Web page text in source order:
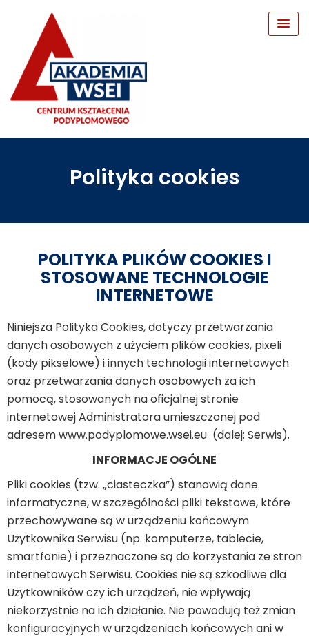
Polityka cookies
POLITYKA PLIKÓW COOKIES I
STOSOWANE TECHNOLOGIE
INTERNETOWE
Niniejsza Polityka Cookies, dotyczy przetwarzania
danych osobowych z użyciem plików cookies, pixeli
(kody pikselowe) i innych technologii internetowych
oraz przetwarzania danych osobowych za ich
pomocą, stosowanych na oficjalnej stronie
internetowej Administratora umieszczonej pod
adresem www.podyplomowe.wsei.eu (dalej: Serwis).
INFORMACJE OGÓLNE
Pliki cookies (tzw. „ciasteczka”) stanowią dane
informatyczne, w szczególności pliki tekstowe, które
przechowywane są w urządzeniu końcowym
Użytkownika Serwisu (np. komputerze, tablecie,
smartfonie) i przeznaczone są do korzystania ze stron
internetowych Serwisu. Cookies nie są szkodliwe dla
Użytkowników czy ich urządzeń, nie wpływają
niekorzystnie na ich działanie. Nie powodują też zmian
konfiguracyjnych w urządzeniach końcowych ani w